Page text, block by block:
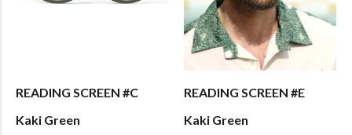
READING SCREEN #C
Kaki Green
READING SCREEN #E
Kaki Green